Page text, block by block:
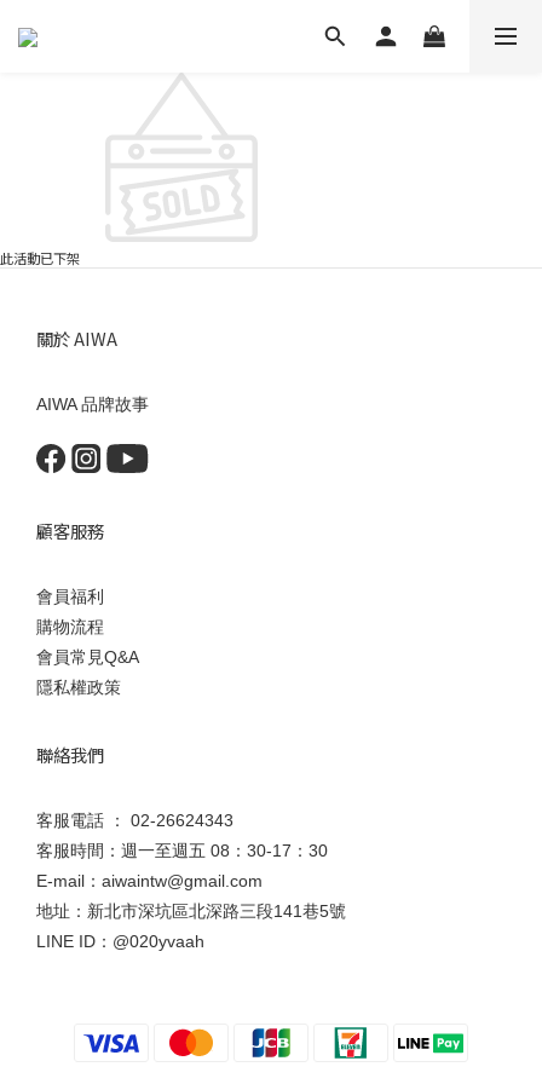
此活動已下架
關於 AIWA
AIWA 品牌故事
顧客服務
會員福利
購物流程
會員常見Q&A
隱私權政策
聯絡我們
客服電話 ： 02-26624343
客服時間：週一至週五 08：30-17：30
E-mail：aiwaintw@gmail.com
地址：新北市深坑區北深路三段141巷5號
LINE ID： @020yvaah